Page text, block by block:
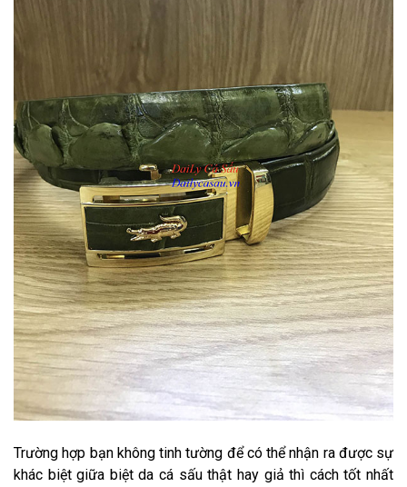
Trường hợp bạn không tinh tường để có thể nhận ra được sự
khác biệt giữa biệt da cá sấu thật hay giả thì cách tốt nhất